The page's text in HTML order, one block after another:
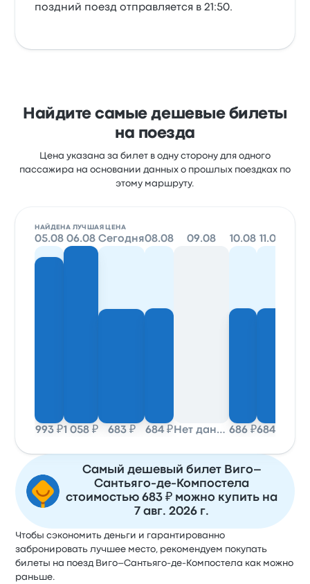
поздний поезд отправляется в 21:50.
Найдите самые дешевые билеты
на поезда
Цена указана за билет в одну сторону для одного
пассажира на основании данных о прошлых поездках по
этому маршруту.
НАЙДЕНА ЛУЧШАЯ ЦЕНА
05.08
993 ₽
06.08
1 058 ₽
Сегодня
683 ₽
08.08
684 ₽
09.08
Нет данных
10.08
686 ₽
11.08
684 ₽
Самый дешевый билет Виго–
Сантьяго-де-Компостела
стоимостью 683 ₽ можно купить на
7 авг. 2026 г.
Чтобы сэкономить деньги и гарантированно
забронировать лучшее место, рекомендуем покупать
билеты на поезд Виго–Сантьяго-де-Компостела как можно
раньше.